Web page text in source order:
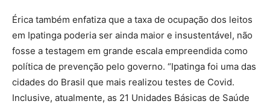
Érica também enfatiza que a taxa de ocupação dos leitos
em Ipatinga poderia ser ainda maior e insustentável, não
fosse a testagem em grande escala empreendida como
política de prevenção pelo governo. “Ipatinga foi uma das
cidades do Brasil que mais realizou testes de Covid.
Inclusive, atualmente, as 21 Unidades Básicas de Saúde